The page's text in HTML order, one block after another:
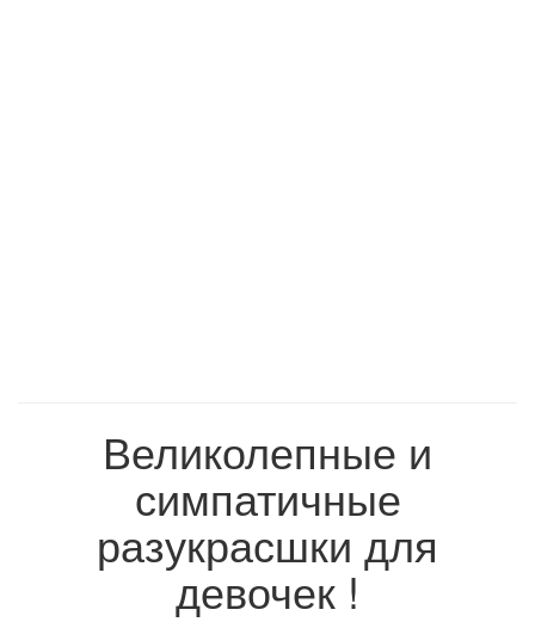
Великолепные и
симпатичные
разукрасшки для
девочек !